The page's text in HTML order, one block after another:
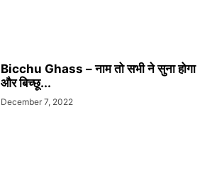
Bicchu Ghass – नाम तो सभी ने सुना होगा
और बिच्छू...
December 7, 2022